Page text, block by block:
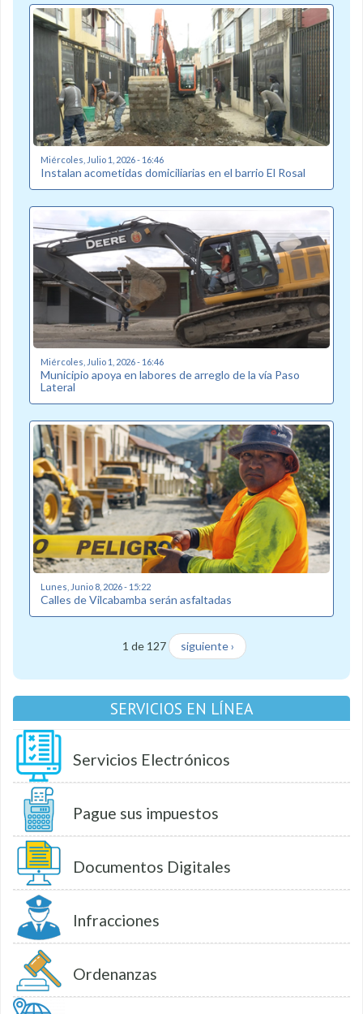
Miércoles, Julio 1, 2026 - 16:46
Instalan acometidas domiciliarias en el barrio El Rosal
Miércoles, Julio 1, 2026 - 16:46
Municipio apoya en labores de arreglo de la vía Paso
Lateral
Lunes, Junio 8, 2026 - 15:22
Calles de Vilcabamba serán asfaltadas
1 de 127 siguiente ›
SERVICIOS EN LÍNEA
Servicios Electrónicos
Pague sus impuestos
Documentos Digitales
Infracciones
Ordenanzas